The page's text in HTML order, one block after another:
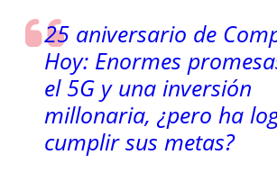
25 aniversario de
Hoy: Enormes
el 5G y una inversión
millonaria, ¿pero ha
cumplir sus metas?